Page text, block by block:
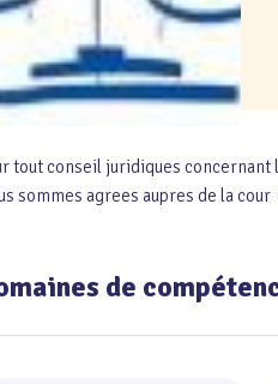
tout conseil juridiques concernant
sommes agrees aupres de la
de